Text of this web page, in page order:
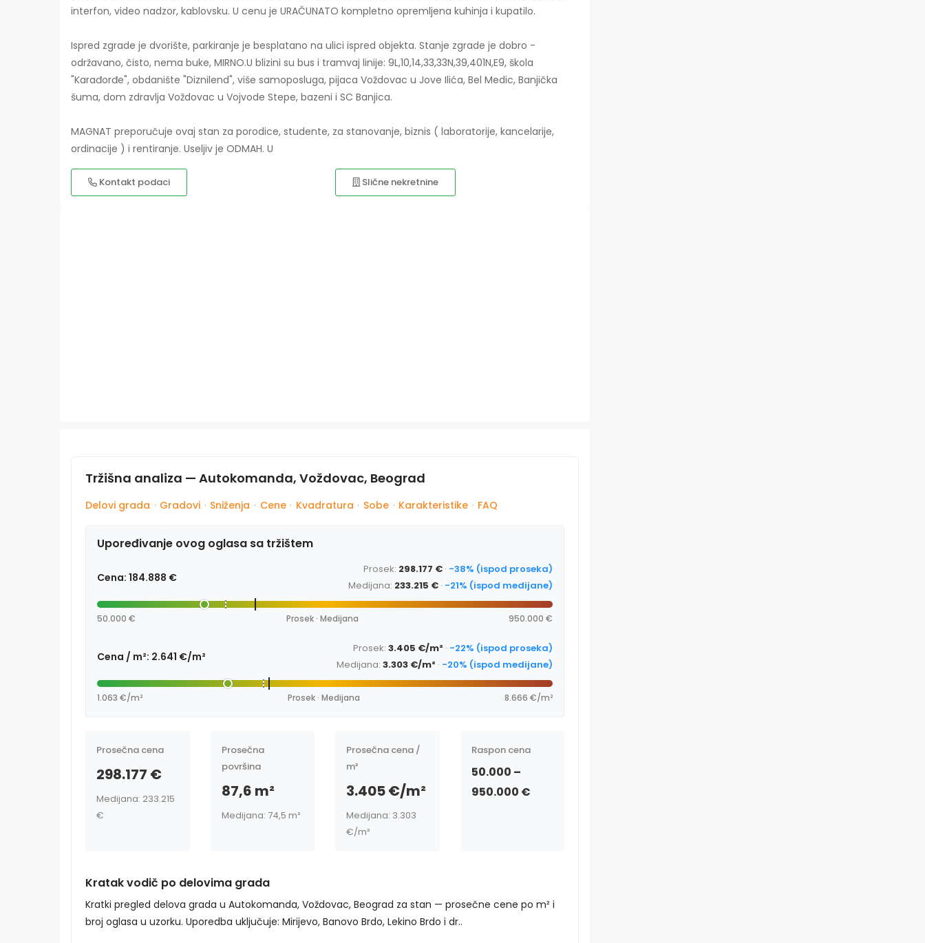
interfon, video nadzor, kablovsku. U cenu je URAČUNATO kompletno opremljena kuhinja i kupatilo.
Ispred zgrade je dvorište, parkiranje je besplatano na ulici ispred objekta. Stanje zgrade je dobro -
održavano, čisto, nema buke, MIRNO.U blizini su bus i tramvaj linije: 9L,10,14,33,33N,39,401N,E9, škola
"Karađorđe", obdanište "Diznilend", više samoposluga, pijaca Voždovac u Jove Ilića, Bel Medic, Banjička
šuma, dom zdravlja Voždovac u Vojvode Stepe, bazeni i SC Banjica.
MAGNAT preporučuje ovaj stan za porodice, studente, za stanovanje, biznis ( laboratorije, kancelarije,
ordinacije ) i rentiranje. Useljiv je ODMAH. U
Kontakt podaci Slične nekretnine
Tržišna analiza — Autokomanda, Voždovac, Beograd
Delovi grada · Gradovi · Sniženja · Cene · Kvadratura · Sobe · Karakteristike · FAQ
Upoređivanje ovog oglasa sa tržištem
Cena: 184.888 €
Prosek: 298.177 € · -38% (ispod proseka)
Medijana: 233.215 € · -21% (ispod medijane)
50.000 € Prosek · Medijana 950.000 €
Cena / m²: 2.641 €/m²
Prosek: 3.405 €/m² · -22% (ispod proseka)
Medijana: 3.303 €/m² · -20% (ispod medijane)
1.063 €/m² Prosek · Medijana 8.666 €/m²
Prosečna cena
298.177 €
Medijana: 233.215
€
Prosečna
površina
87,6 m²
Medijana: 74,5 m²
Prosečna cena /
m²
3.405 €/m²
Medijana: 3.303
€/m²
Raspon cena
50.000 –
950.000 €
Kratak vodič po delovima grada
Kratki pregled delova grada u Autokomanda, Voždovac, Beograd za stan — prosečne cene po m² i
broj oglasa u uzorku. Uporedba uključuje: Mirijevo, Banovo Brdo, Lekino Brdo i dr..